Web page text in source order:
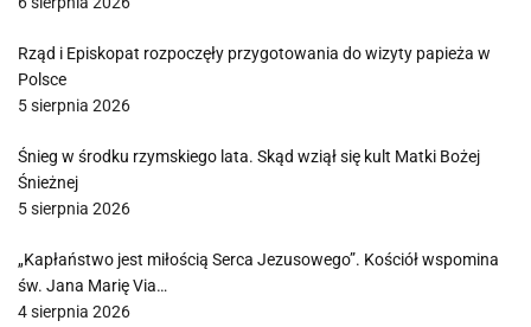
Rząd i Episkopat rozpoczęły przygotowania do wizyty papieża w
Polsce
5 sierpnia 2026
Śnieg w środku rzymskiego lata. Skąd wziął się kult Matki Bożej
Śnieżnej
5 sierpnia 2026
„Kapłaństwo jest miłością Serca Jezusowego”. Kościół wspomina
św. Jana Marię Via…
4 sierpnia 2026